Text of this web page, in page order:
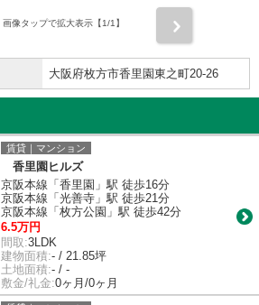
画像タップで拡大表示【1/1】
大阪府枚方市香里園東之町20-26
賃貸｜マンション
香里園ヒルズ
京阪本線「香里園」駅 徒歩16分
京阪本線「光善寺」駅 徒歩21分
京阪本線「枚方公園」駅 徒歩42分
6.5万円
間取:3LDK
建物面積:- / 21.85坪
土地面積:- / -
敷金/礼金:0ヶ月/0ヶ月